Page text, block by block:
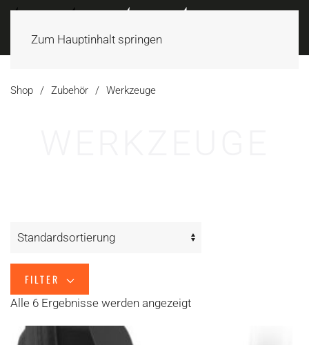
Zum Hauptinhalt springen
Shop Zubehör Werkzeuge
FILTER
Alle 6 Ergebnisse werden angezeigt